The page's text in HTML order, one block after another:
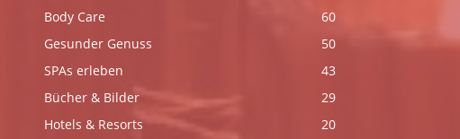
Body Care
60
Gesunder Genuss
50
SPAs erleben
43
Bücher & Bilder
29
Hotels & Resorts
20